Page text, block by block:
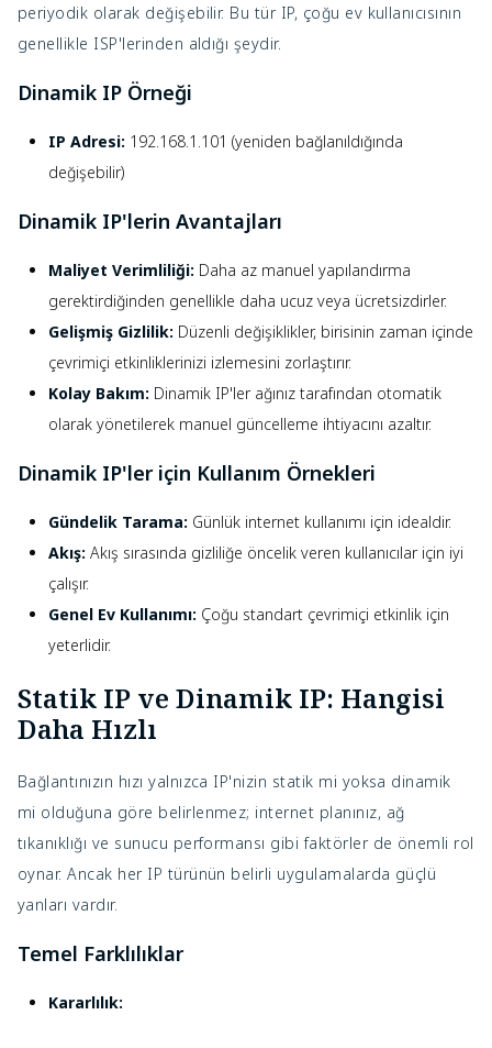
periyodik olarak değişebilir. Bu tür IP, çoğu ev kullanıcısının
genellikle ISP'lerinden aldığı şeydir.
Dinamik IP Örneği
IP Adresi: 192.168.1.101 (yeniden bağlanıldığında
değişebilir)
Dinamik IP'lerin Avantajları
Maliyet Verimliliği: Daha az manuel yapılandırma
gerektirdiğinden genellikle daha ucuz veya ücretsizdirler.
Gelişmiş Gizlilik: Düzenli değişiklikler, birisinin zaman içinde
çevrimiçi etkinliklerinizi izlemesini zorlaştırır.
Kolay Bakım: Dinamik IP'ler ağınız tarafından otomatik
olarak yönetilerek manuel güncelleme ihtiyacını azaltır.
Dinamik IP'ler için Kullanım Örnekleri
Gündelik Tarama: Günlük internet kullanımı için idealdir.
Akış: Akış sırasında gizliliğe öncelik veren kullanıcılar için iyi
çalışır.
Genel Ev Kullanımı: Çoğu standart çevrimiçi etkinlik için
yeterlidir.
Statik IP ve Dinamik IP: Hangisi
Daha Hızlı
Bağlantınızın hızı yalnızca IP'nizin statik mi yoksa dinamik
mi olduğuna göre belirlenmez; internet planınız, ağ
tıkanıklığı ve sunucu performansı gibi faktörler de önemli rol
oynar. Ancak her IP türünün belirli uygulamalarda güçlü
yanları vardır.
Temel Farklılıklar
Kararlılık: